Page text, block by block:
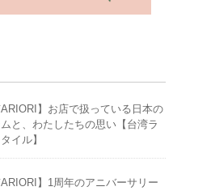
ARIORI】お店で扱っている日本の
と、わたしたちの思い【台湾ラ
イル】
ARIORI】1周年のアニバーサリー